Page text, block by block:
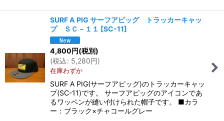
SURF A PIG サーフアピッグ トラッカーキャッ
プ ＳＣ－１１ [SC-11]
4,800円(税別)
(税込: 5,280円)
在庫わずか
SURF A PIG(サーフアピッグ)のトラッカーキャッ
プ(SC-11)です。 サーフアピッグのアイコンであ
るワッペンが縫い付けられた帽子です。 ■カラ
ー：ブラック×チャコールグレー